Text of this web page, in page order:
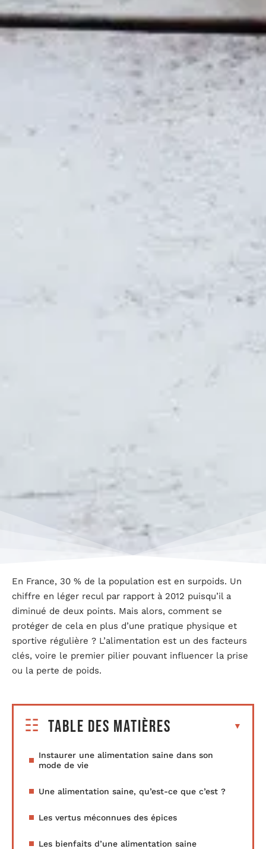
En France, 30 % de la population est en surpoids. Un
chiffre en léger recul par rapport à 2012 puisqu’il a
diminué de deux points. Mais alors, comment se
protéger de cela en plus d’une pratique physique et
sportive régulière ? L’alimentation est un des facteurs
clés, voire le premier pilier pouvant influencer la prise
ou la perte de poids.
Table des matières
Instaurer une alimentation saine dans son
mode de vie
Une alimentation saine, qu’est-ce que c’est ?
Les vertus méconnues des épices
Les bienfaits d’une alimentation saine